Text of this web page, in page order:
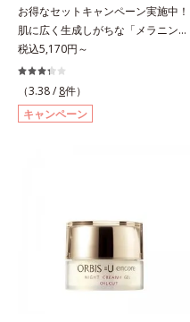
(*7)して、ゆらぎやすいニキビ肌
を、みずみずしい清潔な垢抜け肌
(*1)へと導きます。たっぷりの保湿
成分で低刺激。敏感肌の方にもお使
いいただけます(*8)。L＝さっぱり
タイプ（ニキビのできやすい肌・超
脂性肌～普通肌）M＝しっとりタイ
シット、フィチン酸、ユズセラミ
ド、スフィンゴ糖脂質*5 テトラ2-
ヘキシルデカン酸アスコルビル、天
然ビタミンE、イノシット、フィチ
お得なセットキャンペーン実施中！
肌に広く生成しがちな「メラニンに
じみ(*1)」の原因をブロック(*2)！
澄み渡る輝き透明肌(*3)へ。業界初
(*4)知見「メラニンの第三のルー
ト」である「横のひろがり」に着目
して、全方位から透明肌を目指すブ
ソバカスという「点」だけでなく、
透明感のなさなどの「面」での透明
感を阻害する原因を引き起こしてい
ることがわかりました。そこでオル
ビス ブライト シリーズは「メラニ
税込5,170円～
（3.38 / 8件）
キャンペーン